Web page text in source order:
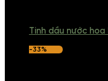
Tinh dầu nước hoa
-33%